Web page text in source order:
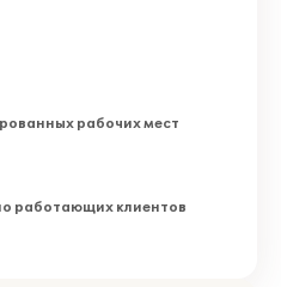
рабочих мест
работающих клиентов